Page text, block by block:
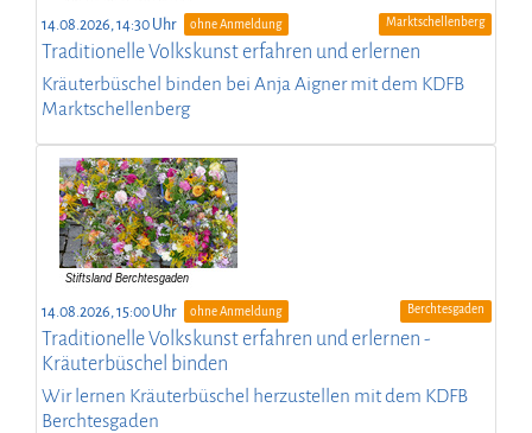
14.08.2026, 14:30 Uhr ohne Anmeldung Marktschellenberg
Traditionelle Volkskunst erfahren und erlernen
Kräuterbüschel binden bei Anja Aigner mit dem KDFB
Marktschellenberg
14.08.2026, 15:00 Uhr ohne Anmeldung Berchtesgaden
Traditionelle Volkskunst erfahren und erlernen -
Kräuterbüschel binden
Wir lernen Kräuterbüschel herzustellen mit dem KDFB
Berchtesgaden